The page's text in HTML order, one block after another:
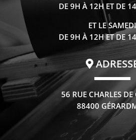
DE 9H À 12H ET DE
ET LE SAMEDI
DE 9H À 12H ET DE
56 RUE CHARLES DE
88400